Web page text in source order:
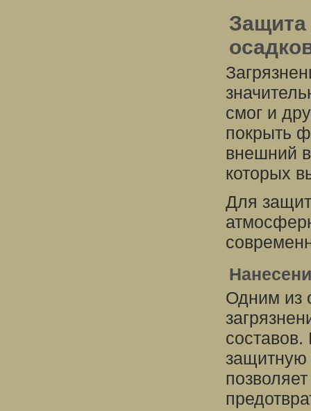
Защита
смог и
покрыть
внешний
которых
Для
Одним из
защитную